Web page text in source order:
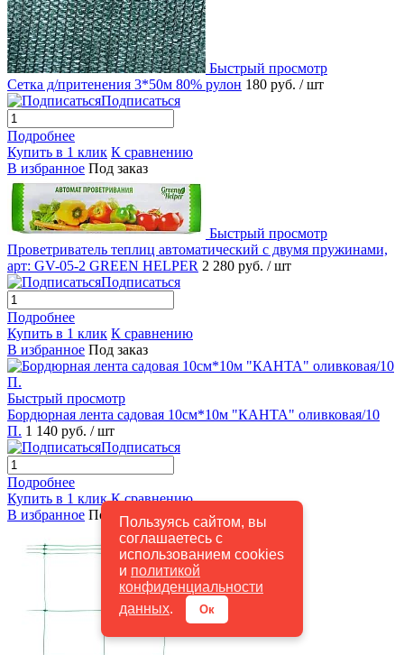
Пользуясь сайтом, вы
соглашаетесь с
использованием cookies
и политикой
конфиденциальности
данных. Ок
Быстрый просмотр
Сетка д/притенения 3*50м 80% рулон 180 руб. / шт
Подписаться
Подробнее
Купить в 1 клик К сравнению
В избранное Под заказ
Быстрый просмотр
Проветриватель теплиц автоматический с двумя пружинами,
арт: GV-05-2 GREEN HELPER 2 280 руб. / шт
Подписаться
Подробнее
Купить в 1 клик К сравнению
В избранное Под заказ
Быстрый просмотр
Бордюрная лента садовая 10см*10м "КАНТА" оливковая/10
П. 1 140 руб. / шт
Подписаться
Подробнее
Купить в 1 клик К сравнению
В избранное Под заказ